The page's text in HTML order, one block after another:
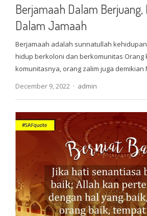
Berjamaah Dalam Berjuang,
Dalam Jamaah
Berjamaah adalah sunnatullah
hidup berkoloni dan berkomunitas Orang
komunitasnya, orang zalim juga demikian
December 9, 2022
Author
admin